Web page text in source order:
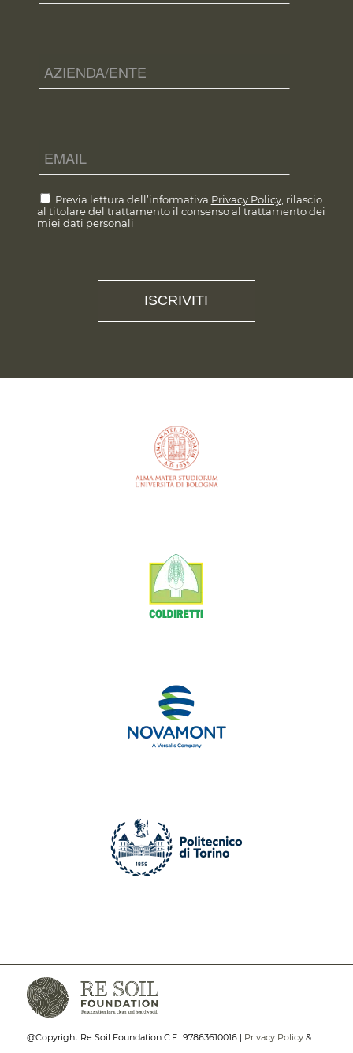
Previa lettura dell’informativa Privacy Policy, rilascio
al titolare del trattamento il consenso al trattamento dei
miei dati personali
@Copyright Re Soil Foundation C.F.: 97863610016 | Privacy Policy&